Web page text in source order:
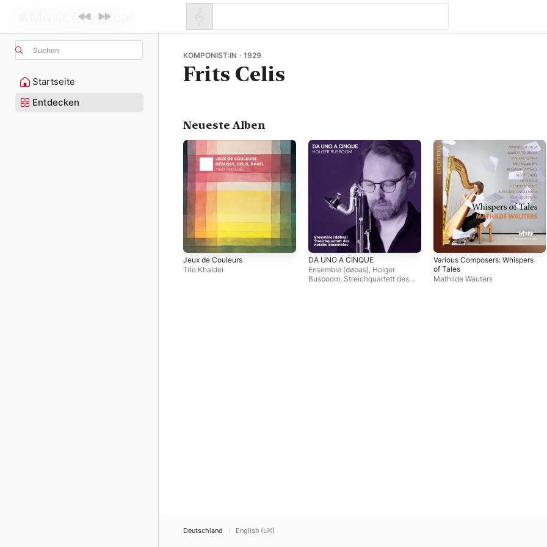
Suchen
Startseite
Entdecken
KOMPONIST:IN · 1929
Frits Celis
Neueste Alben
Jeux de Couleurs
Trio Khaldei
DA UNO A CINQUE
Ensemble [døbas] Holger
Busboom, Streichquartett des
Various Composers: Whispers
of Tales
Mathilde Wauters
Deutschland English (UK)